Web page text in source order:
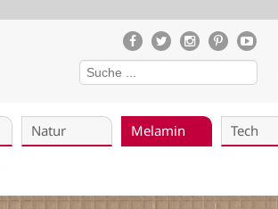
Natur Melamin Tech